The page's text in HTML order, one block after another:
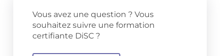
Vous avez une question ? Vous
souhaitez suivre une formation
certifiante DiSC ?